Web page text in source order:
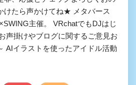
けたら声かけてね★ メタバース
主催。 VRchatでもDJはじ
声掛けやブログに関するご意見お
AIイラストを使ったアイドル活動